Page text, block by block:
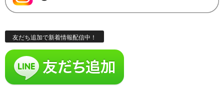
友だち追加で新着情報配信中！